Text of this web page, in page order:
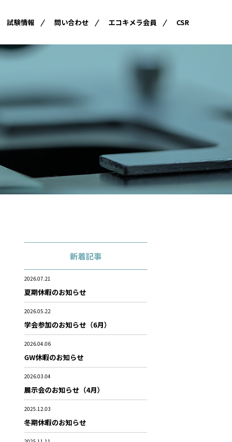
試験情報 問い合わせ エコキメラ会員 CSR
新着記事
2026.07.21
夏期休暇のお知らせ
2026.05.22
学会参加のお知らせ（6月）
2026.04.06
GW休暇のお知らせ
2026.03.04
展示会のお知らせ（4月）
2025.12.03
冬期休暇のお知らせ